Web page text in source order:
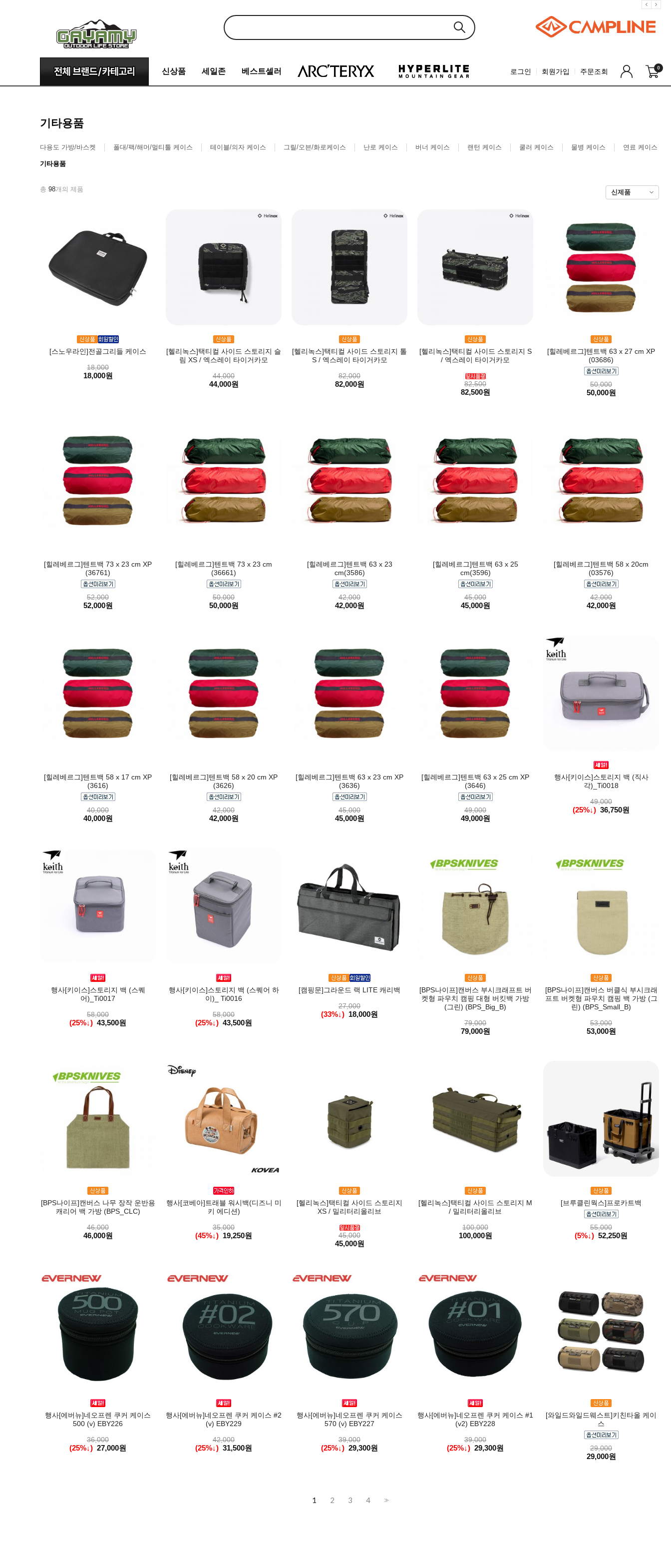
신상품 세일존 베스트셀러 로그인 회원가입 주문조회 0
기타용품
다용도 가방/바스켓 폴대/팩/해머/멀티툴 케이스 테이블/의자 케이스 그릴/오븐/화로케이스 난로 케이스 버너 케이스 랜턴 케이스 쿨러 케이스 물병 케이스 연료 케이스
기타용품
총 98개의 제품
[스노우라인]전골그리들 케이스
18,000
18,000원
[헬리녹스]택티컬 사이드 스토리지 슬
림 XS / 엑스레이 타이거카모
44,000
44,000원
[헬리녹스]택티컬 사이드 스토리지 톨
S / 엑스레이 타이거카모
82,000
82,000원
[헬리녹스]택티컬 사이드 스토리지 S
/ 엑스레이 타이거카모
82,500
82,500원
[힐레베르그]텐트백 63 x 27 cm XP
(03686)
50,000
50,000원
[힐레베르그]텐트백 73 x 23 cm XP
(36761)
52,000
52,000원
[힐레베르그]텐트백 73 x 23 cm
(36661)
50,000
50,000원
[힐레베르그]텐트백 63 x 23
cm(3586)
42,000
42,000원
[힐레베르그]텐트백 63 x 25
cm(3596)
45,000
45,000원
[힐레베르그]텐트백 58 x 20cm
(03576)
42,000
42,000원
[힐레베르그]텐트백 58 x 17 cm XP
(3616)
40,000
40,000원
[힐레베르그]텐트백 58 x 20 cm XP
(3626)
42,000
42,000원
[힐레베르그]텐트백 63 x 23 cm XP
(3636)
45,000
45,000원
[힐레베르그]텐트백 63 x 25 cm XP
(3646)
49,000
49,000원
행사[키이스]스토리지 백 (직사
각)_Ti0018
49,000
(25%↓) 36,750원
행사[키이스]스토리지 백 (스퀘
어)_Ti0017
58,000
(25%↓) 43,500원
행사[키이스]스토리지 백 (스퀘어 하
이)_ Ti0016
58,000
(25%↓) 43,500원
[캠핑문]그라운드 랙 LITE 캐리백
27,000
(33%↓) 18,000원
[BPS나이프]캔버스 부시크래프트 버
켓형 파우치 캠핑 대형 버킷백 가방
(그린) (BPS_Big_B)
79,000
79,000원
[BPS나이프]캔버스 버클식 부시크래
프트 버켓형 파우치 캠핑 백 가방 (그
린) (BPS_Small_B)
53,000
53,000원
[BPS나이프]캔버스 나무 장작 운반용
캐리어 백 가방 (BPS_CLC)
46,000
46,000원
행사[코베아]트래블 워시백(디즈니 미
키 에디션)
35,000
(45%↓) 19,250원
[헬리녹스]택티컬 사이드 스토리지
XS / 밀리터리올리브
45,000
45,000원
[헬리녹스]택티컬 사이드 스토리지 M
/ 밀리터리올리브
100,000
100,000원
[브루클린웍스]프로카트백
55,000
(5%↓) 52,250원
행사[에버뉴]네오프렌 쿠커 케이스
500 (v) EBY226
36,000
(25%↓) 27,000원
행사[에버뉴]네오프렌 쿠커 케이스 #2
(v) EBY229
42,000
(25%↓) 31,500원
행사[에버뉴]네오프렌 쿠커 케이스
570 (v) EBY227
39,000
(25%↓) 29,300원
행사[에버뉴]네오프렌 쿠커 케이스 #1
(v2) EBY228
39,000
(25%↓) 29,300원
[와일드와일드웨스트]키친타올 케이
스
29,000
29,000원
1 2 3 4 >>